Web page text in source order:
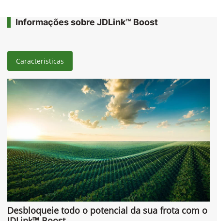
Informações sobre JDLink™ Boost
Caracteristicas
Desbloqueie todo o potencial da sua frota com o